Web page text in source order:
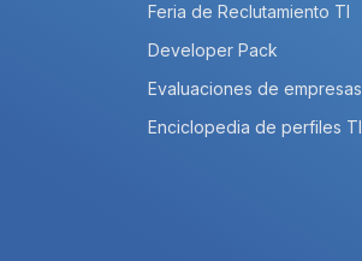
Feria de Reclutamiento TI
Developer Pack
Evaluaciones de empresas
Enciclopedia de perfiles TI